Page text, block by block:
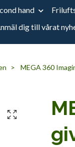
hand
dig till vårat
MEGA 360